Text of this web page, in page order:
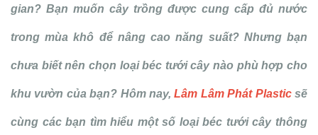
gian? Bạn muốn cây trồng được cung cấp đủ nước
trong mùa khô để nâng cao năng suất? Nhưng bạn
chưa biết nên chọn loại béc tưới cây nào phù hợp cho
khu vườn của bạn? Hôm nay,Lâm Lâm Phát Plasticsẽ
cùng các bạn tìm hiểu một số loại béc tưới cây thông